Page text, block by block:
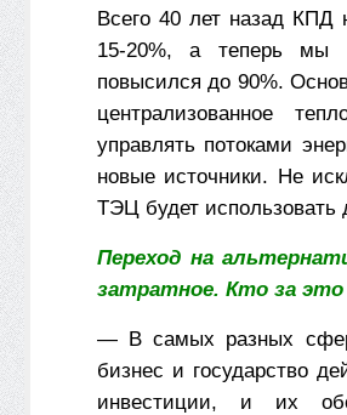
Всего 40 лет назад КПД
15-20%, а теперь мы
повысился до 90%.
централизованное
управлять потоками
новые источники. Не
ТЭЦ будет использовать
Переход на
затратное. Кто за
— В самых разных
бизнес и государство
инвестиции, и их